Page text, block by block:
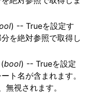
) -- Trueを設定す
を絶対参照で取得し
(bool) -- Trueを設定
ト名が含まれます。
視されます。